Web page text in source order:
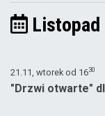
Listopad
21.11, wtorek od 1630
"Drzwi otwarte"